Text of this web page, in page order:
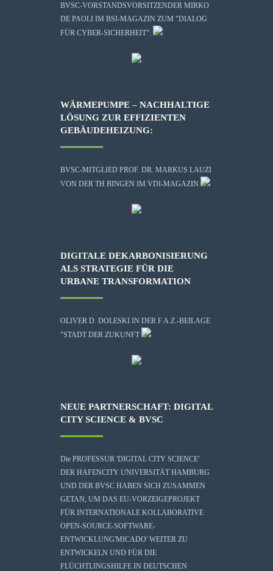
BVSC-VORSTANDSVORSITZENDER MIRKO
DE PAOLI IM BSI-MAGAZIN ZUM "DIALOG
FÜR CYBER-SICHERHEIT":
WÄRMEPUMPE – NACHHALTIGE
LÖSUNG ZUR EFFIZIENTEN
GEBÄUDEHEIZUNG:
BVSC-MITGLIED PROF. DR. MARKUS LAUZI
VON DER TH BINGEN IM VDI-MAGAZIN
DIGITALE DEKARBONISIERUNG
ALS STRATEGIE FÜR DIE
URBANE TRANSFORMATION
OLIVER D. DOLESKI IN DER F.A.Z.-BEILAGE
"STADT DER ZUKUNFT
NEUE PARTNERSCHAFT: DIGITAL
CITY SCIENCE & BVSC
Die PROFESSUR 'DIGITAL CITY SCIENCE'
DER HAFENCITY UNIVERSITÄT HAMBURG
UND DER BVSC HABEN SICH ZUSAMMEN
GETAN, UM DAS EU-VORZEIGEPROJEKT
FÜR INTERNATIONALE KOLLABORATIVE
OPEN-SOURCE-SOFTWARE-
ENTWICKLUNG'MICADO' WEITER ZU
ENTWICKELN UND FÜR DIE
FLÜCHTLINGSHILFE IN DEUTSCHEN